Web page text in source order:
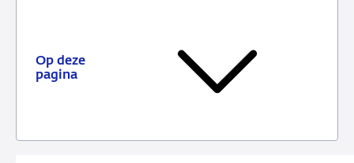
Op deze
pagina